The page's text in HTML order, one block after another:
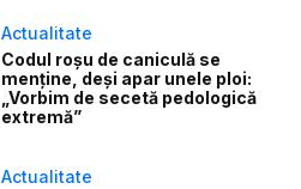
Actualitate
Codul roșu de caniculă se
menține, deși apar unele ploi:
„Vorbim de secetă pedologică
extremă”
Actualitate